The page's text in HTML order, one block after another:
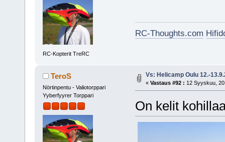
RC-Kopterit TreRC
RC-Thoughts.com
TeroS
Nörtinpentu - Valiotorppari
Yyberfyyrer Torppari
Vs: Helicamp Oulu 12.-
« Vastaus #92 : 12 Syyskuu,
On kelit